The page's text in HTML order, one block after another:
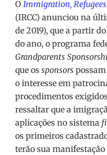
O Immigration,
(IRCC) anunciou na
de 2019), que a partir
do ano, o programa
Grandparents
que os sponsors
o interesse em
procedimentos
ressaltar que a
aplicações no sistema
os primeiros
terão sua